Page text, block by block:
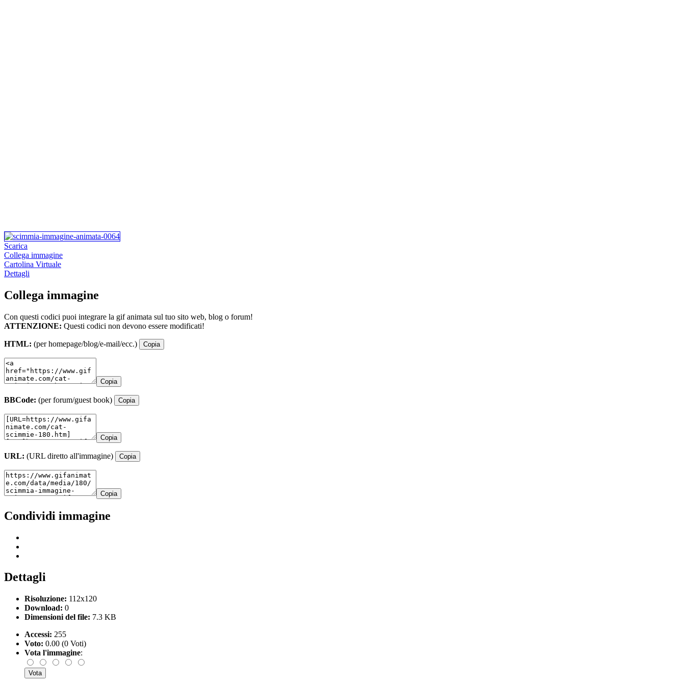
Scarica
Collega immagine
Cartolina Virtuale
Dettagli
Collega immagine
Con questi codici puoi integrare la gif animata sul tuo sito web, blog o forum!
ATTENZIONE: Questi codici non devono essere modificati!
HTML: (per homepage/blog/e-mail/ecc.) Copia
Copia
BBCode: (per forum/guest book) Copia
Copia
URL: (URL diretto all'immagine) Copia
Copia
Condividi immagine
Dettagli
Risoluzione: 112x120
Download: 0
Dimensioni del file: 7.3 KB
Accessi: 255
Voto: 0.00 (0 Voti)
Vota l'immagine: